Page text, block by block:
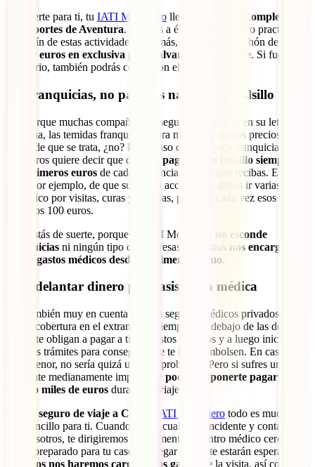
Por suerte para ti, tu IATI Mochilero lleva incluido el
Complemento
de Deportes de Aventura. Gracias a él, estarás cubierto practicando
un sinfín de estas actividades. Además, incluye un colchón de hasta
15.000 euros en exclusiva para salvamento y rescate. Si fuera
necesario, también podrás contar con ello.
Sin franquicias, no pagarás nada de tu bolsillo
Ojo porque muchas compañías de seguros esconden, en su letra
pequeña, las temidas franquicias para maquillar así sus precios.
Sabes de que se trata, ¿no? En el caso de una típica franquicia de
100 euros quiere decir que deberás
pagar de tu bolsillo siempre los
100 primeros euros de cada asistencia médica que recibas. En el
caso, por ejemplo, de que sufras un accidente y debas ir varias veces
al médico por visitas, curas y pruebas, pagarías cada vez esos
primeros 100 euros.
Pero estás de suerte, porque tu IATI Mochilero
no esconde
franquicias ni ningún tipo de sorpresas. Nosotros nos encargamos
de tus gastos médicos desde el primer céntimo.
Sin adelantar dinero para asistencia médica
Ten también muy en cuenta que los seguros médicos privados que
tienen cobertura en el extranjero (Siempre por debajo de las de
IATI), te obligan a pagar a ti los gastos médicos y a luego iniciar
pesados trámites para conseguir que te los reembolsen. En caso de
algo menor, no sería quizá un gran problema. Pero si sufres un
incidente medianamente importante podría suponerte pagar de tu
bolsillo miles de euros durante tu viaje.
seguro de viaje a Congo IATI Mochilero todo es mucho
más sencillo para ti. Cuando sufras cualquier incidente y contactes
con nosotros, te dirigiremos rápidamente al centro médico cercano
mejor preparado para tu caso. Al llegar ahí ya te estarán esperando y
nosotros nos haremos cargo de los gastos
de la visita, así como los